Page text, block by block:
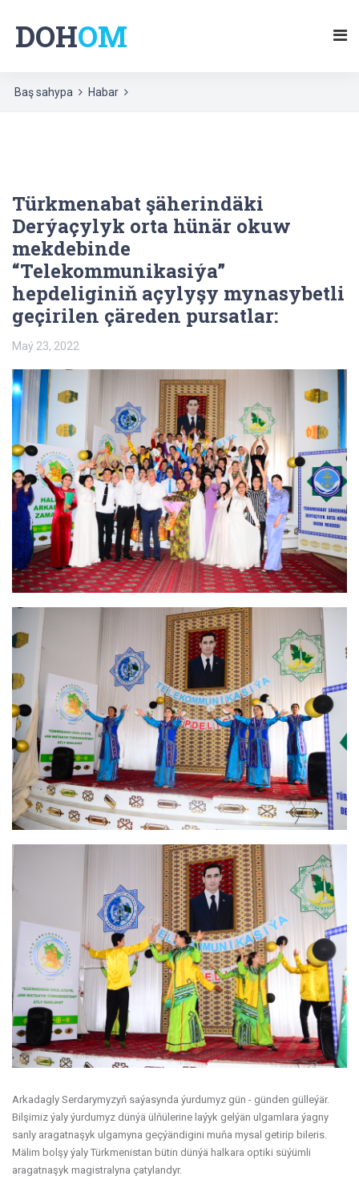
DOHOM
Baş sahypa Habar
Türkmenabat şäherindäki
Derýaçylyk orta hünär okuw
mekdebinde
“Telekommunikasiýa”
hepdeliginiň açylyşy mynasybetli
geçirilen çäreden pursatlar:
Maý 23, 2022
Arkadagly Serdarymyzyň saýasynda ýurdumyz gün - günden gülleýär.
Bilşimiz ýaly ýurdumyz dünýä ülňülerine laýyk gelýän ulgamlara ýagny
sanly aragatnaşyk ulgamyna geçýändigini muňa mysal getirip bileris.
Mälim bolşy ýaly Türkmenistan bütin dünýä halkara optiki süýümli
aragatnaşyk magistralyna çatylandyr.